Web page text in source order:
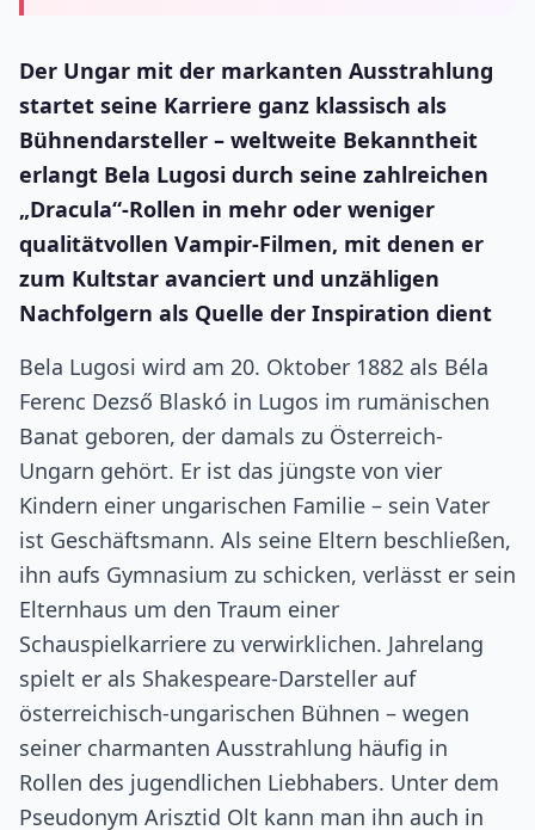
Der Ungar mit der markanten Ausstrahlung
startet seine Karriere ganz klassisch als
Bühnendarsteller – weltweite Bekanntheit
erlangt Bela Lugosi durch seine zahlreichen
„Dracula“-Rollen in mehr oder weniger
qualitätvollen Vampir-Filmen, mit denen er
zum Kultstar avanciert und unzähligen
Nachfolgern als Quelle der Inspiration dient
Bela Lugosi wird am 20. Oktober 1882 als Béla
Ferenc Dezső Blaskó in Lugos im rumänischen
Banat geboren, der damals zu Österreich-
Ungarn gehört. Er ist das jüngste von vier
Kindern einer ungarischen Familie – sein Vater
ist Geschäftsmann. Als seine Eltern beschließen,
ihn aufs Gymnasium zu schicken, verlässt er sein
Elternhaus um den Traum einer
Schauspielkarriere zu verwirklichen. Jahrelang
spielt er als Shakespeare-Darsteller auf
österreichisch-ungarischen Bühnen – wegen
seiner charmanten Ausstrahlung häufig in
Rollen des jugendlichen Liebhabers. Unter dem
Pseudonym Arisztid Olt kann man ihn auch in